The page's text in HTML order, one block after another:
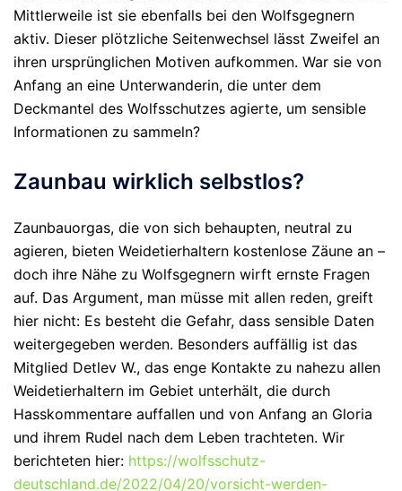
Mittlerweile ist sie ebenfalls bei den Wolfsgegnern
aktiv. Dieser plötzliche Seitenwechsel lässt Zweifel an
ihren ursprünglichen Motiven aufkommen. War sie von
Anfang an eine Unterwanderin, die unter dem
Deckmantel des Wolfsschutzes agierte, um sensible
Informationen zu sammeln?
Zaunbau wirklich selbstlos?
Zaunbauorgas, die von sich behaupten, neutral zu
agieren, bieten Weidetierhaltern kostenlose Zäune an –
doch ihre Nähe zu Wolfsgegnern wirft ernste Fragen
auf. Das Argument, man müsse mit allen reden, greift
hier nicht: Es besteht die Gefahr, dass sensible Daten
weitergegeben werden. Besonders auffällig ist das
Mitglied Detlev W., das enge Kontakte zu nahezu allen
Weidetierhaltern im Gebiet unterhält, die durch
Hasskommentare auffallen und von Anfang an Gloria
und ihrem Rudel nach dem Leben trachteten. Wir
berichteten hier: https://wolfsschutz-
deutschland.de/2022/04/20/vorsicht-werden-